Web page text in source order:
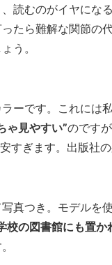
読むのがイヤにな
たら難解な関節の
う。
ーです。これには
ゃ見やすい”のです
すぎます。出版社
真つき。モデルを
校の図書館にも置か